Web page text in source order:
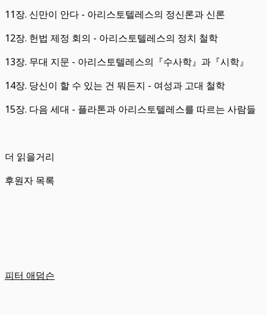
11장. 신만이 안다 - 아리스토텔레스의 정신론과 신론
12장. 헌법 제정 회의 - 아리스토텔레스의 정치 철학
13장. 무대 지문 - 아리스토텔레스의『수사학』과『시학』
14장. 당신이 할 수 있는 건 뭐든지 - 여성과 고대 철학
15장. 다음 세대 - 플라톤과 아리스토텔레스를 따르는 사람들
더 읽을거리
후원자 목록
피터 애덤슨